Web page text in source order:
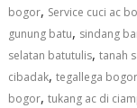
bogor, Service cuci ac
gunung batu, sindang
selatan batutulis,tanah
cibadak,tegallega
bogor,tukang ac di